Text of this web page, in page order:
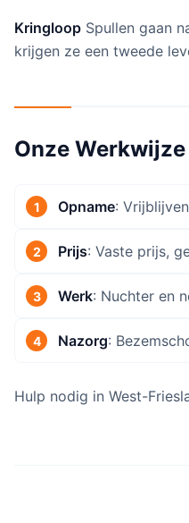
Kringloop Spullen gaan
krijgen ze een tweede
Onze Werkwijze
Opname:
Prijs: Vaste prijs,
Werk: Nuchter en
Nazorg:
Hulp nodig in West-